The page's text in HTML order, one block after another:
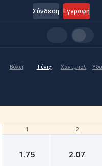
Εγγραφή
Σύνδεση
Βόλεϊ Τένις Χάντμπολ
1 2
1 2
1.75 2.07